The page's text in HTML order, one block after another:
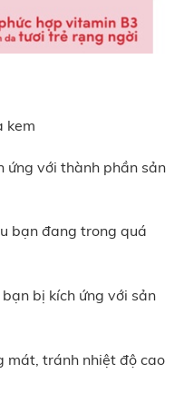
kem
ứng với thành phần sản
bạn đang trong quá
bị kích ứng với sản
mát, tránh nhiệt độ cao